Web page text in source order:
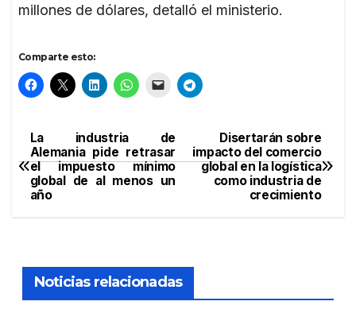
millones de dólares, detalló el ministerio.
Comparte esto:
Navegación
de
Disertarán sobre
impacto del comercio
global en la logística
como industria de
crecimiento
La industria de
Alemania pide retrasar
el impuesto mínimo
global de al menos un
año
Noticias relacionadas